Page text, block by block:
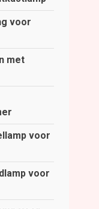
voor
met
voor
voor